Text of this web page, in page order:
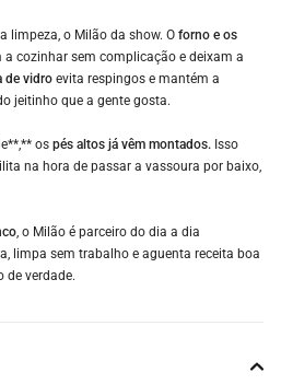
limpeza, o Milão da show. O forno e os
a cozinhar sem complicação e deixam a
de vidro evita respingos e mantém a
jeitinho que a gente gosta.
os pés altos já vêm montados. Isso
na hora de passar a vassoura por baixo,
, o Milão é parceiro do dia a dia
limpa sem trabalho e aguenta receita boa
de verdade.